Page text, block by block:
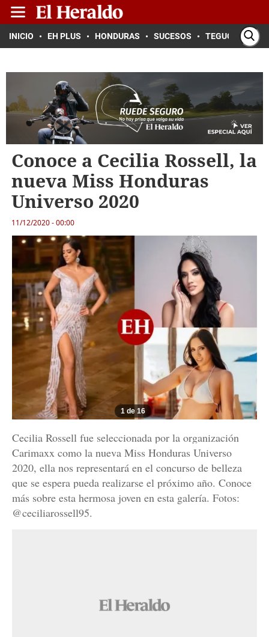
INICIO EH PLUS HONDURAS SUCESOS TEGUCIGALPA
Conoce a Cecilia Rossell, la
nueva Miss Honduras
Universo 2020
11/12/2020 - 00:00
1 de 16
Cecilia Rossell fue seleccionada por la organización
Carimaxx como la nueva Miss Honduras Universo
2020, ella nos representará en el concurso de belleza
que se espera pueda realizarse el próximo año. Conoce
más sobre esta hermosa joven en esta galería. Fotos:
@ceciliarossell95.